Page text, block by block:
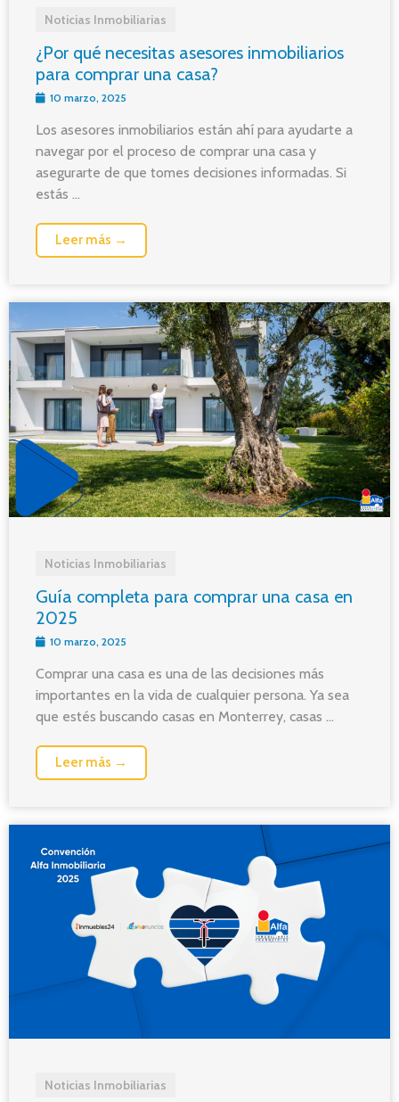
Noticias Inmobiliarias
¿Por qué necesitas asesores inmobiliarios
para comprar una casa?
10 marzo, 2025
Los asesores inmobiliarios están ahí para ayudarte a
navegar por el proceso de comprar una casa y
asegurarte de que tomes decisiones informadas. Si
estás ...
Leer más →
Noticias Inmobiliarias
Guía completa para comprar una casa en
2025
10 marzo, 2025
Comprar una casa es una de las decisiones más
importantes en la vida de cualquier persona. Ya sea
que estés buscando casas en Monterrey, casas ...
Leer más →
Noticias Inmobiliarias